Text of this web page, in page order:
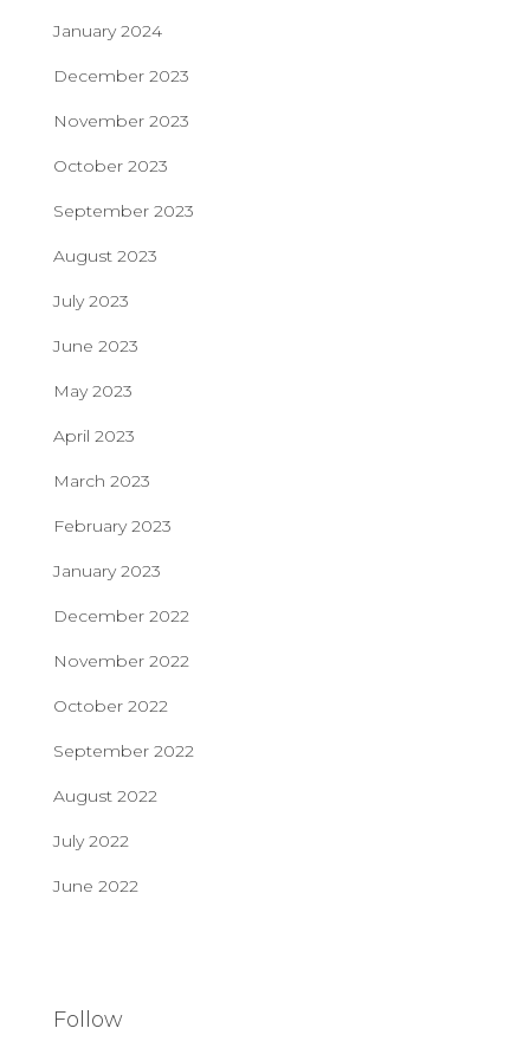
January 2024
December 2023
November 2023
October 2023
September 2023
August 2023
July 2023
June 2023
May 2023
April 2023
March 2023
February 2023
January 2023
December 2022
November 2022
October 2022
September 2022
August 2022
July 2022
June 2022
Follow